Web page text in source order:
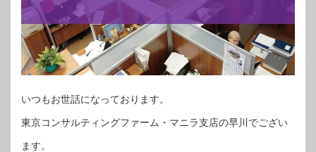
いつもお世話になっております。
東京コンサルティングファーム・マニラ支店の早川でござい
ます。